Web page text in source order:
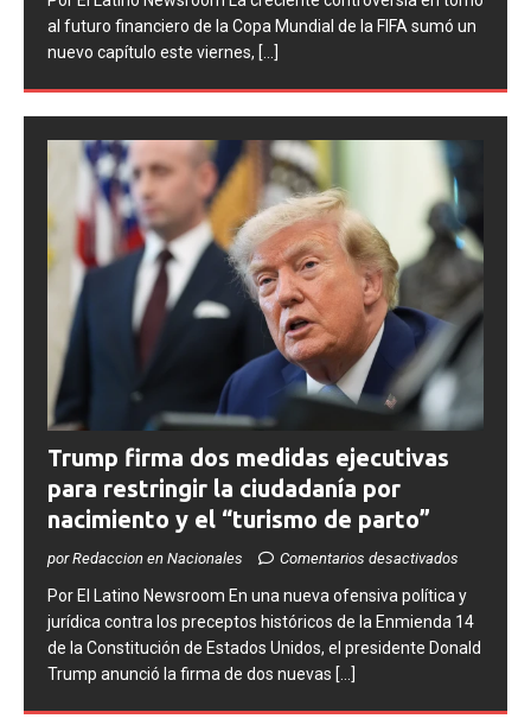
procesos disciplinarios contra la Asociación del Fútbol
Argentino (AFA), cuatro integrantes de la selección
argentina
Trump firma dos medidas ejecutivas
para restringir la ciudadanía por
nacimiento y el “turismo de parto”
por Redaccion en Nacionales Comentarios desactivados
​Por El Latino Newsroom ​En una nueva ofensiva política y
jurídica contra los preceptos históricos de la Enmienda 14
de la Constitución de Estados Unidos, el presidente Donald
Trump anunció la firma de dos nuevas [...]